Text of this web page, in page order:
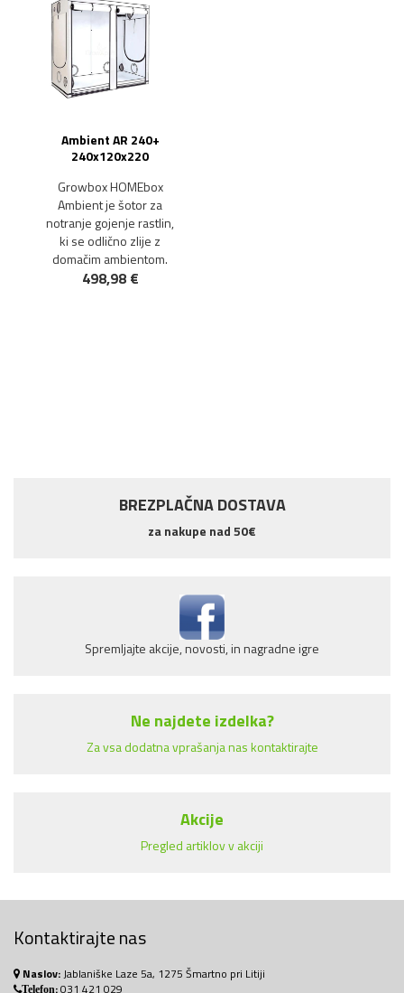
Ambient AR 240+
240x120x220
Growbox HOMEbox
Ambient je šotor za
notranje gojenje rastlin,
ki se odlično zlije z
domačim ambientom.
498,98 €
BREZPLAČNA DOSTAVA
za nakupe nad 50€
Spremljajte akcije, novosti, in nagradne igre
Ne najdete izdelka?
Za vsa dodatna vprašanja nas kontaktirajte
Akcije
Pregled artiklov v akciji
Kontaktirajte nas
Naslov:Jablaniške Laze 5a, 1275 Šmartno pri Litiji
Telefon:031 421 029